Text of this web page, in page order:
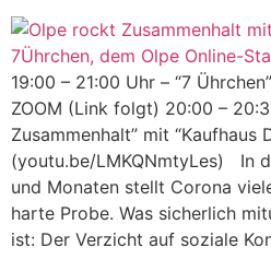
19:00 – 21:00 Uhr – “7
ZOOM (Link folgt) 20:00 –
Zusammenhalt” mit “Kaufhaus
(youtu.be/LMKQNmtyLes) In
und Monaten stellt Corona
harte Probe. Was sicherlich
ist: Der Verzicht auf soziale